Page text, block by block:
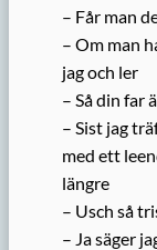
– Får man
– Om man
jag och ler
– Så din far
– Sist jag
med ett
längre
– Usch så
– Ja säger